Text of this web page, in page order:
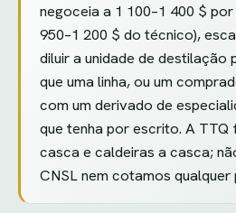
negoceia a 1 100–1 400 $
950–1 200 $ do técnico),
diluir a unidade de destilação
que uma linha, ou um
com um derivado de
que tenha por escrito. A TTQ
casca e caldeiras a casca;
CNSL nem cotamos qualquer